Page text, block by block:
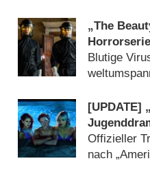
„The
1:
Blutige
[UPDATE]
Offizieller
nach